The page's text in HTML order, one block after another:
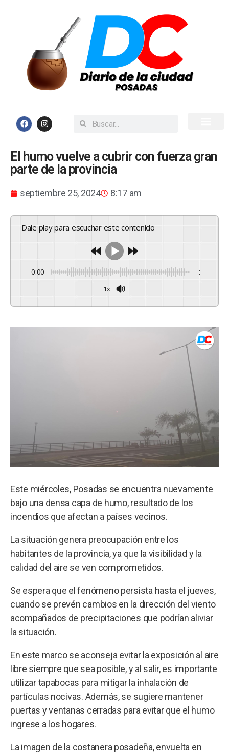
El humo vuelve a cubrir con fuerza gran
parte de la provincia
septiembre 25, 2024 8:17 am
Dale play para escuchar este contenido
0:00 -:--
1x
Este miércoles, Posadas se encuentra nuevamente
bajo una densa capa de humo, resultado de los
incendios que afectan a países vecinos.
La situación genera preocupación entre los
habitantes de la provincia, ya que la visibilidad y la
calidad del aire se ven comprometidos.
Se espera que el fenómeno persista hasta el jueves,
cuando se prevén cambios en la dirección del viento
acompañados de precipitaciones que podrían aliviar
la situación.
En este marco se aconseja evitar la exposición al aire
libre siempre que sea posible, y al salir, es importante
utilizar tapabocas para mitigar la inhalación de
partículas nocivas. Además, se sugiere mantener
puertas y ventanas cerradas para evitar que el humo
ingrese a los hogares.
La imagen de la costanera posadeña, envuelta en